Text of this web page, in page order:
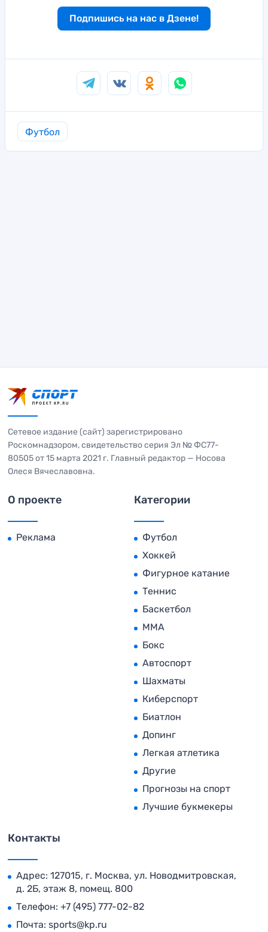
Подпишись на нас в Дзене!
Футбол
Сетевое издание (сайт) зарегистрировано
Роскомнадзором, свидетельство серия Эл № ФС77-
80505 от 15 марта 2021 г. Главный редактор — Носова
Олеся Вячеславовна.
О проекте
Реклама
Категории
Футбол
Хоккей
Фигурное катание
Теннис
Баскетбол
MMA
Бокс
Автоспорт
Шахматы
Киберспорт
Биатлон
Допинг
Легкая атлетика
Другие
Прогнозы на спорт
Лучшие букмекеры
Контакты
Адрес: 127015, г. Москва, ул. Новодмитровская,
д. 2Б, этаж 8, помещ. 800
Телефон: +7 (495) 777-02-82
Почта: sports@kp.ru